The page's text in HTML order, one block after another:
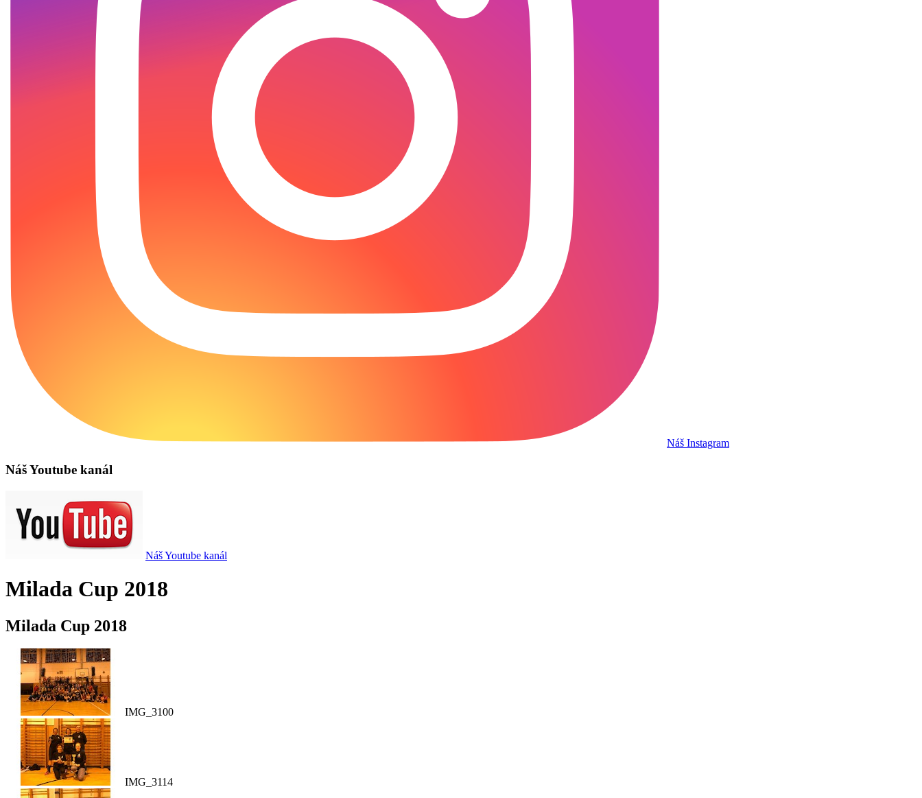
Náš Instagram
Náš Youtube kanál
Náš Youtube kanál
Milada Cup 2018
Milada Cup 2018
IMG_3100
IMG_3114